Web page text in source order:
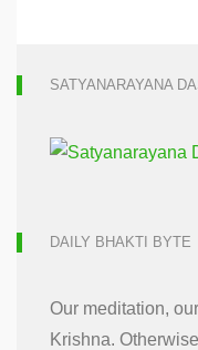
SATYANARAYANA
DAILY BHAKTI BYTE
Our meditation,
Krishna.